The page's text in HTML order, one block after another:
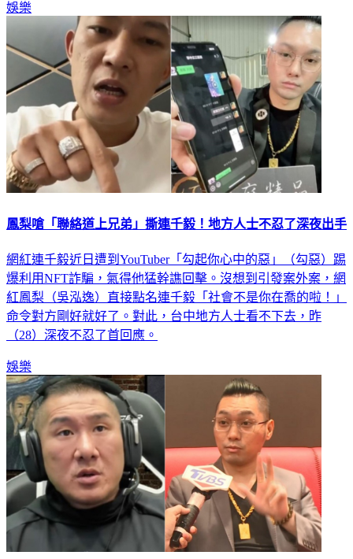
娛樂
鳳梨嗆「聯絡道上兄弟」撕連千毅！地方人士不忍了深夜出手
網紅連千毅近日遭到YouTuber「勾起你心中的惡」（勾惡）踢
爆利用NFT詐騙，氣得他猛幹譙回擊。沒想到引發案外案，網
紅鳳梨（吳泓逸）直接點名連千毅「社會不是你在喬的啦！」
命令對方剛好就好了。對此，台中地方人士看不下去，昨
（28）深夜不忍了首回應。
娛樂